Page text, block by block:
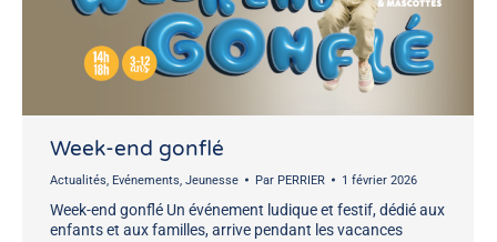
Week-end gonflé
Actualités, Evénements, Jeunesse Par PERRIER 1 février 2026
Week-end gonflé Un événement ludique et festif, dédié aux
enfants et aux familles, arrive pendant les vacances